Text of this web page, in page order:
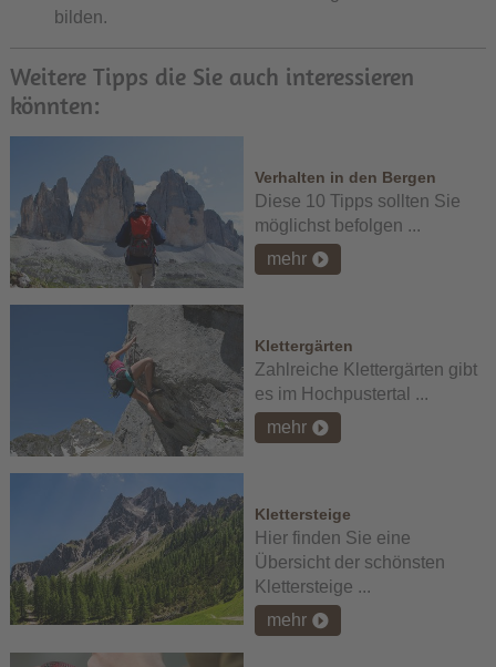
bilden.
Weitere Tipps die Sie auch interessieren
könnten:
Verhalten in den Bergen
Diese 10 Tipps sollten Sie
möglichst befolgen ...
mehr
Klettergärten
Zahlreiche Klettergärten gibt
es im Hochpustertal ...
mehr
Klettersteige
Hier finden Sie eine
Übersicht der schönsten
Klettersteige ...
mehr